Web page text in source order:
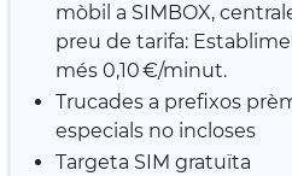
mòbil a SIMBOX,
preu de tarifa:
més 0,10 €/minut.
Trucades a prefixos
especials no incloses
Targeta SIM gratuïta